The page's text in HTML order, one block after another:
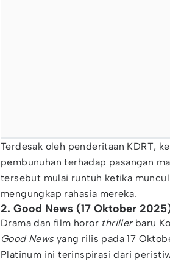
Terdesak oleh penderitaan KDRT,
pembunuhan terhadap pasangan
tersebut mulai runtuh ketika
mengungkap rahasia mereka.
2. Good News (17 Oktober
Drama dan film horor thriller baru
Good Newsyang rilis pada 17
Platinum ini terinspirasi dari